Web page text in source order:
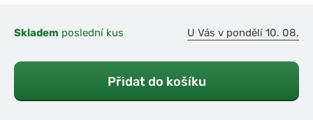
Skladem poslední kus U Vás v pondělí 10. 08.
Přidat do košíku